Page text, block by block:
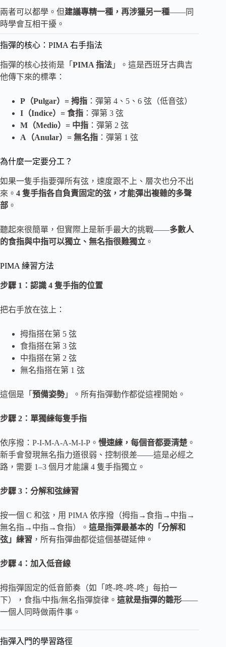
兩者可以都學。但建議專精一種，再涉獵另一種——同
時學會互相干擾。
指彈的核心：PIMA 右手指法
指彈的核心技術是「 PIMA 指法 」。這是西班牙古典吉
他傳下來的標準：
P（Pulgar）= 拇指 ：彈第 4、5、6 弦（低音弦）
I（Indice）= 食指 ：彈第 3 弦
M（Medio）= 中指 ：彈第 2 弦
A（Anular）= 無名指 ：彈第 1 弦
為什麼一定要分工？
如果一隻手指要彈所有弦，速度跟不上、層次也分不出
來。 4 隻手指各自負責固定的弦，才能彈出複雜的多聲
部 。
聽起來很簡單，但實際上是新手最大的挑戰——多數人
的食指與中指可以獨立、無名指很難獨立 。
PIMA 練習方法
步驟 1：認識 4 隻手指的位置
把右手放在弦上：
拇指搭在第 5 弦
食指搭在第 3 弦
中指搭在第 2 弦
無名指搭在第 1 弦
這個是「 預備姿勢」。所有指彈動作都從這裡開始。
步驟 2：單獨練每隻手指
依序撥：P-I-M-A-A-M-I-P。 慢速練，每個音都要清楚 。
新手會發現無名指力道很弱、控制很差——這是必經之
路，需要 1–3 個月才能讓 4 隻手指獨立。
步驟 3：分解和弦練習
按一個 C 和弦，用 PIMA 依序撥（拇指→食指→中指→
無名指→中指→食指）。 這是指彈最基本的「分解和
弦」練習 ，所有指彈曲都從這個基礎延伸。
步驟 4：加入低音線
拇指彈固定的低音節奏（如「咚-咚-咚-咚」每拍一
下），食指/中指/無名指彈旋律。 這就是指彈的雛形——
一個人同時做兩件事。
指彈入門的學習路徑